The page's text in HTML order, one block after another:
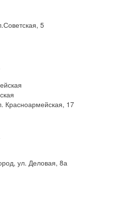
5
Красноармейская, 17
ул. Деловая, 8а